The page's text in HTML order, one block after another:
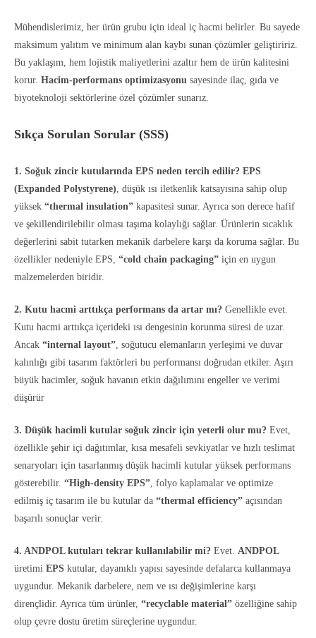
Mühendislerimiz, her ürün grubu için ideal iç hacmi belirler. Bu sayede
maksimum yalıtım ve minimum alan kaybı sunan çözümler geliştiririz.
Bu yaklaşım, hem lojistik maliyetlerini azaltır hem de ürün kalitesini
korur. Hacim-performans optimizasyonu sayesinde ilaç, gıda ve
biyoteknoloji sektörlerine özel çözümler sunarız.
Sıkça Sorulan Sorular (SSS)
1. Soğuk zincir kutularında EPS neden tercih edilir? EPS
(Expanded Polystyrene), düşük ısı iletkenlik katsayısına sahip olup
yüksek “thermal insulation” kapasitesi sunar. Ayrıca son derece hafif
ve şekillendirilebilir olması taşıma kolaylığı sağlar. Ürünlerin sıcaklık
değerlerini sabit tutarken mekanik darbelere karşı da koruma sağlar. Bu
özellikler nedeniyle EPS, “cold chain packaging” için en uygun
malzemelerden biridir.
2. Kutu hacmi arttıkça performans da artar mı? Genellikle evet.
Kutu hacmi arttıkça içerideki ısı dengesinin korunma süresi de uzar.
Ancak “internal layout”, soğutucu elemanların yerleşimi ve duvar
kalınlığı gibi tasarım faktörleri bu performansı doğrudan etkiler. Aşırı
büyük hacimler, soğuk havanın etkin dağılımını engeller ve verimi
düşürür
3. Düşük hacimli kutular soğuk zincir için yeterli olur mu? Evet,
özellikle şehir içi dağıtımlar, kısa mesafeli sevkiyatlar ve hızlı teslimat
senaryoları için tasarlanmış düşük hacimli kutular yüksek performans
gösterebilir. “High-density EPS”, folyo kaplamalar ve optimize
edilmiş iç tasarım ile bu kutular da “thermal efficiency” açısından
başarılı sonuçlar verir.
4. ANDPOL kutuları tekrar kullanılabilir mi? Evet. ANDPOL
üretimi EPS kutular, dayanıklı yapısı sayesinde defalarca kullanmaya
uygundur. Mekanik darbelere, nem ve ısı değişimlerine karşı
dirençlidir. Ayrıca tüm ürünler, “recyclable material” özelliğine sahip
olup çevre dostu üretim süreçlerine uygundur.